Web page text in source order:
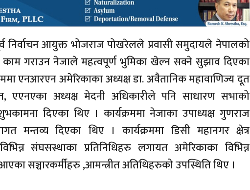
निर्वाचन आयुक्त भोजराज पोखरेलले प्रवासी समुदायले नेपालको
काम गराउन नेजाले महत्वपूर्ण भुमिका खेल्न सक्ने सुझाव दिएका
एनआरएन अमेरिकाका अध्यक्ष डा. अवैतानिक महावाणिज्य दूत
एएनएका अध्यक्ष मेदनी अधिकारीले पनि साधारण सभाको
दिएका थिए । कार्यक्रममा नेजाका उपाध्यक्ष गुणराज
मन्तव्य दिएका थिए । कार्यक्रममा डिसी महानगर क्षेत्र
संघसस्थाका प्रतिनिधिहरु लगायत अमेरिकाका विभिन्न
सञ्चारकर्मीहरु ,आमन्त्रीत अतिथिहरुको उपस्थिति थिए ।